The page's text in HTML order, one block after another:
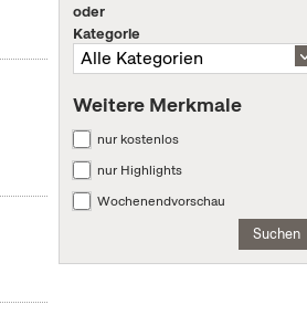
oder
Kategorie
Weitere Merkmale
nur kostenlos
nur Highlights
Wochenendvorschau
Suchen